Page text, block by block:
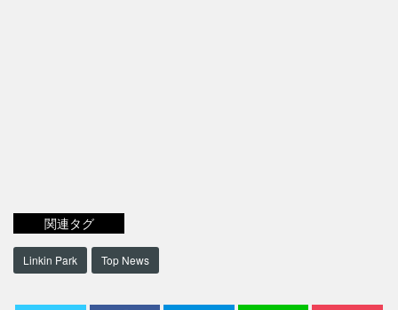
関連タグ
Linkin Park Top News